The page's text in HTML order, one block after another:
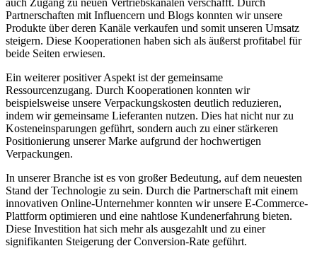
Partnerschaften mit Influencern und Blogs konnten wir unsere
Produkte über deren Kanäle ⁢verkaufen und​ somit unseren Umsatz ​
steigern. ‌Diese Kooperationen haben sich als äußerst profitabel für
beide ‌Seiten​ erwiesen.
Ein weiterer positiver Aspekt ist der gemeinsame
Ressourcenzugang.​ Durch Kooperationen​ konnten wir
beispielsweise unsere Verpackungskosten deutlich‌ reduzieren,
indem wir gemeinsame Lieferanten nutzen. Dies hat nicht nur zu
Kosteneinsparungen geführt, sondern auch zu einer stärkeren
‌Positionierung‌ unserer Marke aufgrund der hochwertigen
Verpackungen.
In‍ unserer Branche ist es von ⁢großer Bedeutung,​ auf dem neuesten‌
Stand ​der Technologie zu sein. Durch die Partnerschaft‌ mit einem
innovativen Online-Unternehmer konnten ​wir unsere E-Commerce-
Plattform optimieren und eine nahtlose⁤ Kundenerfahrung‍ bieten.
Diese Investition hat sich mehr als ausgezahlt​ und zu einer
⁣signifikanten ​Steigerung der Conversion-Rate geführt. ​